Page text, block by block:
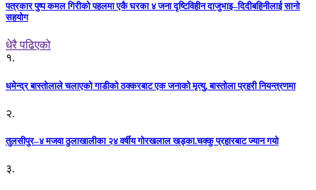
पत्रकार पुष्प कमल गिरीको पहलमा एकै घरका ४ जना दृष्टिविहीन दाजुभाइ–दिदीबहिनीलाई सानो
सहयोग
धेरै पढिएको
१.
धमेन्द्र बास्तोलाले चलाएको गाडीको ठक्करबाट एक जनाको मृत्यु, बास्तोला प्रहरी नियन्त्रणमा
२.
तुलसीपुर–४ मजवा ठुलाखालीका २४ वर्षीय गोरखलाल खड्का.चक्कु प्रहारबाट ज्यान गयो
३.